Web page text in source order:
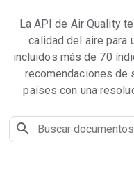
La API de Air Quality
calidad del aire para
incluidos más de 70
recomendaciones de
países con una